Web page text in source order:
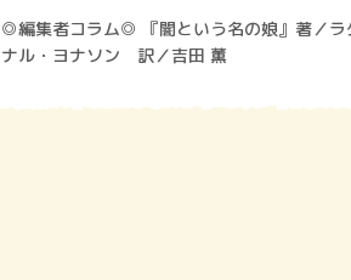
◎編集者コラム◎ 『闇という名の娘』著／ラグ
ナル・ヨナソン 訳／吉田 薫